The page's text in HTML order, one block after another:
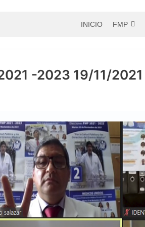
INICIO FMP
-2023 19/11/2021